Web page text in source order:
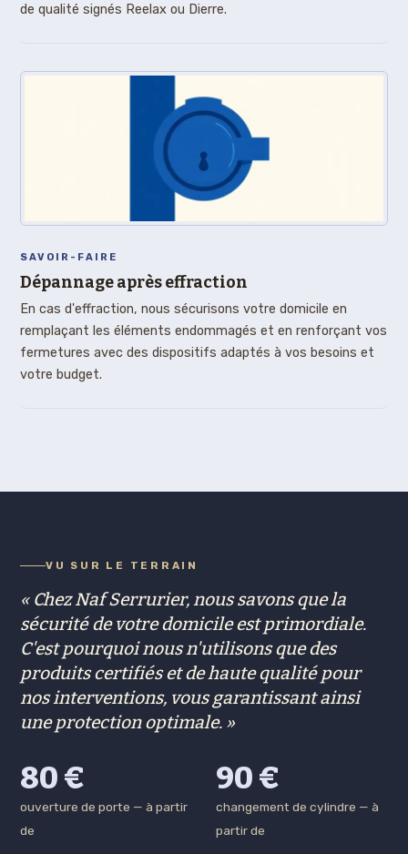
de qualité signés Reelax ou Dierre.
SAVOIR-FAIRE
Dépannage après effraction
En cas d'effraction, nous sécurisons votre domicile en
remplaçant les éléments endommagés et en renforçant vos
fermetures avec des dispositifs adaptés à vos besoins et
votre budget.
VU SUR LE TERRAIN
Chez Naf Serrurier, nous savons que la
sécurité de votre domicile est primordiale.
C'est pourquoi nous n'utilisons que des
produits certifiés et de haute qualité pour
nos interventions, vous garantissant ainsi
une protection optimale.
80 €
ouverture de porte — à partir
de
90 €
changement de cylindre — à
partir de